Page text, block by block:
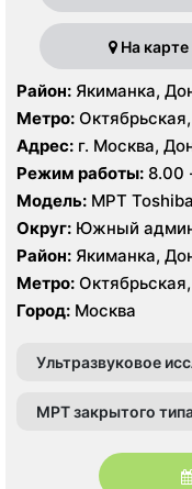
На карте
Район: Якиманка,
Метро:
Адрес: г. Москва,
Режим работы: 8.00
Модель: МРТ
Округ: Южный
Район: Якиманка,
Метро:
Город: Москва
Ультразвуковое
МРТ закрытого